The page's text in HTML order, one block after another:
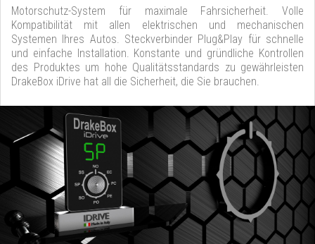
Motorschutz-System für maximale Fahrsicherheit. Volle
Kompatibilität mit allen elektrischen und mechanischen
Systemen Ihres Autos. Steckverbinder Plug&Play für schnelle
und einfache Installation. Konstante und gründliche Kontrollen
des Produktes um hohe Qualitätsstandards zu gewährleisten
DrakeBox iDrive hat all die Sicherheit, die Sie brauchen.